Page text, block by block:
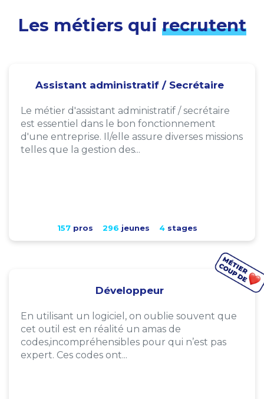
Les métiers qui recrutent
Assistant administratif / Secrétaire
Le métier d'assistant administratif / secrétaire
est essentiel dans le bon fonctionnement
d'une entreprise. Il/elle assure diverses missions
telles que la gestion des...
157 pros 296 jeunes 4 stages
Développeur
En utilisant un logiciel, on oublie souvent que
cet outil est en réalité un amas de
codes,incompréhensibles pour qui n’est pas
expert. Ces codes ont...